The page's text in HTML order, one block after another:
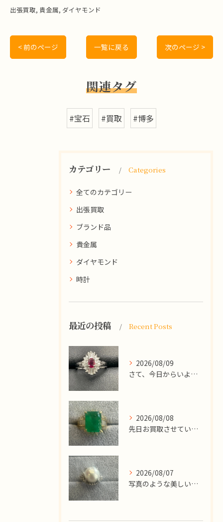
出張買取 貴金属 ダイヤモンド
< 前のページ 一覧に戻る 次のページ >
関連タグ
#宝石 #買取 #博多
カテゴリー Categories
全てのカテゴリー
出張買取
ブランド品
貴金属
ダイヤモンド
時計
最近の投稿 Recent Posts
2026/08/09
​さて、今日からいよいよお盆休みが始まりますね！
2026/08/08
先日お買取させていただいた
2026/08/07
写真のような美しい大粒のパールリングですが、